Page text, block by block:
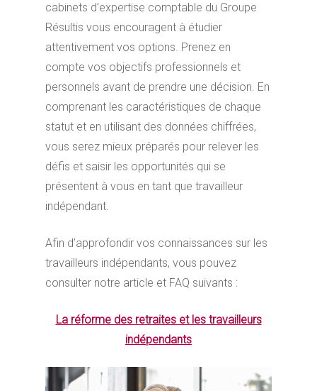
cabinets d’expertise comptable du Groupe
Résultis vous encouragent à étudier
attentivement vos options. Prenez en
compte vos objectifs professionnels et
personnels avant de prendre une décision. En
comprenant les caractéristiques de chaque
statut et en utilisant des données chiffrées,
vous serez mieux préparés pour relever les
défis et saisir les opportunités qui se
présentent à vous en tant que travailleur
indépendant.
Afin d’approfondir vos connaissances sur les
travailleurs indépendants, vous pouvez
consulter notre article et FAQ suivants :
La réforme des retraites et les travailleurs
indépendants